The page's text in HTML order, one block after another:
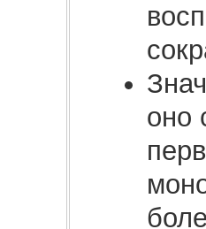
оно